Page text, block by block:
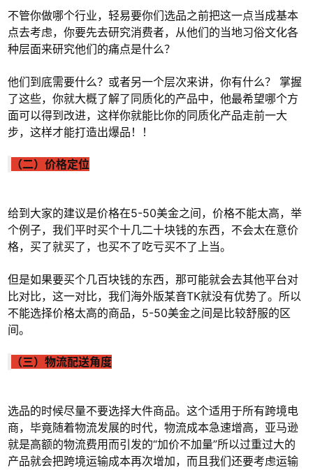
不管你做哪个行业，轻易要你们选品之前把这一点当成基本
点去考虑，你要先去研究消费者，从他们的当地习俗文化各
种层面来研究他们的痛点是什么？
他们到底需要什么？或者另一个层次来讲，你有什么？ 掌握
了这些，你就大概了解了同质化的产品中，他最希望哪个方
面可以得到改进，这样你就能比你的同质化产品走前一大
步，这样才能打造出爆品！！
（二）价格定位
给到大家的建议是价格在5-50美金之间，价格不能太高，举
个例子，我们平时买个十几二十块钱的东西，不会太在意价
格，买了就买了，也买不了吃亏买不了上当。
但是如果要买个几百块钱的东西，那可能就会去其他平台对
比对比，这一对比，我们海外版某音TK就没有优势了。所以
不能选择价格太高的商品，5-50美金之间是比较舒服的区
间。
（三）物流配送角度
选品的时候尽量不要选择大件商品。这个适用于所有跨境电
商，毕竟随着物流发展的时代，物流成本急速增高，亚马逊
就是高额的物流费用而引发的“加价不加量”所以过重过大的
产品就会把跨境运输成本再次增加，而且我们还要考虑运输